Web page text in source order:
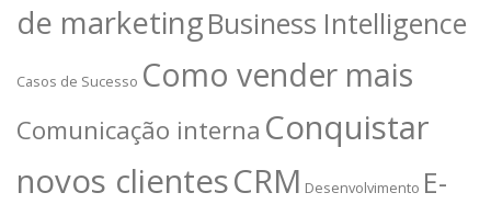
de marketingBusiness Intelligence
Casos de Sucesso Como vender mais
Comunicação interna Conquistar
novos clientesCRM Desenvolvimento E-